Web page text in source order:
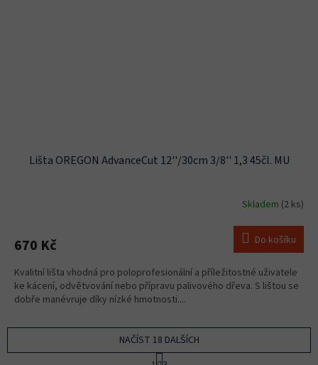
Lišta OREGON AdvanceCut 12''/30cm 3/8'' 1,3 45čl. MU
Skladem (2 ks)
670 Kč Do košíku
Kvalitní lišta vhodná pro poloprofesionální a příležitostné uživatele
ke kácení, odvětvování nebo přípravu palivového dřeva. S lištou se
dobře manévruje díky nízké hmotnosti....
NAČÍST 18 DALŠÍCH
S